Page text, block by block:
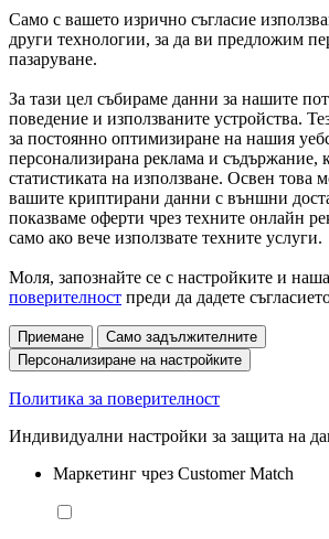
Само с вашето изрично съгласие
други технологии, за да ви предложим
пазаруване.
За тази цел събираме данни за нашите
поведение и използваните устройства.
за постоянно оптимизиране на нашия
персонализирана реклама и съдържание,
статистиката на използване. Освен това
вашите криптирани данни с външни
показваме оферти чрез техните онлайн
само ако вече използвате техните услуги.
Моля, запознайте се с настройките и
поверителност преди да дадете
Приемане
Само задължителните
Персонализиране на настройките
Политика за поверителност
Индивидуални настройки за защита на
Маркетинг чрез Customer Match